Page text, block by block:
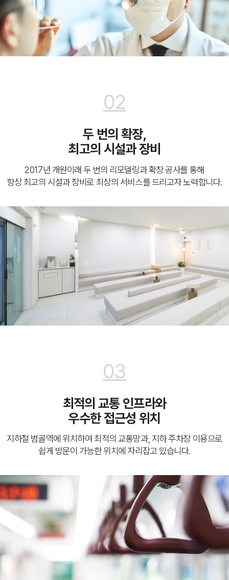
02
두 번의 확장,
최고의 시설과 장비
2017년 개원이래 두 번의 리모델링과 확장 공사를 통해
항상 최고의 시설과 장비로 최상의 서비스를 드리고자 노력합니다.
03
최적의 교통 인프라와
우수한 접근성 위치
지하철 범골역에 위치하여 최적의 교통망과, 지하 주차장 이용으로
쉽게 방문이 가능한 위치에 자리잡고 있습니다.